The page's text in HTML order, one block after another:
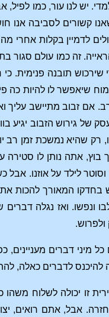
יש לנו עור, כמו לפיל,
קשורים לסביבה אנו
לדמיין בקלות אחרי
זה כמו עולם סגור
שירכוש תובנה פנימית.
שיאפשר לו להיות כה
אם זבוב מתיישב עליך
של גירוש הזבוב יגיע
שהיא נמשכת זמן רב
בוץ, אתה נותן לו סטירה
לילד על אוזנו.
המאורך להכות
ונפשו. ואז נגלה דברים
מיני דברים מעניינים,
לדברים כאלה,
קטנה מאוד המכילה רק מסה רכה ורירית [ציור 1]. מסה רכה
אבל, אתם רואים,